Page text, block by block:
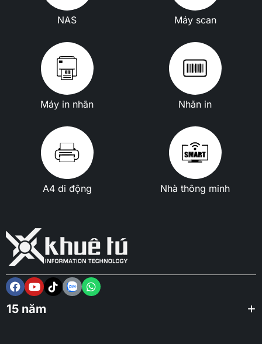
NAS Máy scan
Máy in nhãn Nhãn in
A4 di động Nhà thông minh
15 năm